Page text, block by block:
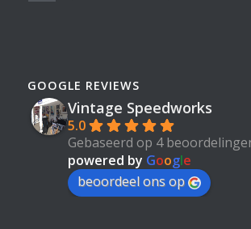
GOOGLE REVIEWS
Vintage Speedworks
5.0
Gebaseerd op 4
powered by Google
beoordeel ons op